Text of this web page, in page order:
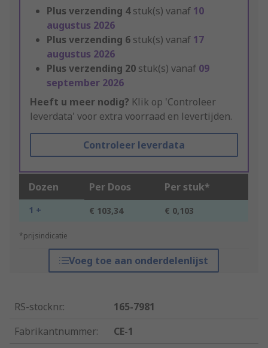
Plus verzending 4stuk(s) vanaf 10
augustus 2026
Plus verzending 6 stuk(s) vanaf 17
augustus 2026
Plus verzending 20 stuk(s) vanaf 09
september 2026
Heeft u meer nodig? Klik op 'Controleer
leverdata' voor extra voorraad en levertijden.
Controleer leverdata
Dozen Per Doos Per stuk*
1 + € 103,34 € 0,103
*prijsindicatie
Voeg toe aan onderdelenlijst
RS-stocknr.:
165-7981
Fabrikantnummer:
CE-1